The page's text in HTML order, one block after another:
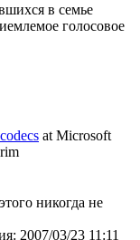
в семье
голосовое
at Microsoft
никогда не
2007/03/23 11:11